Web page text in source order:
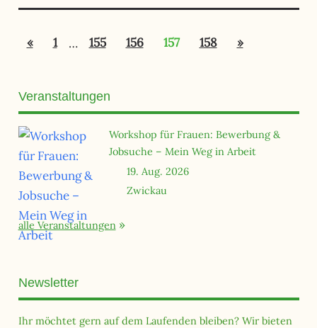
Seitennummerierung
«Vorherige
1 … 155 156 157 158
Nächste
»
Veranstaltungen
Workshop für Frauen: Bewerbung &
Jobsuche – Mein Weg in Arbeit
19. Aug. 2026
Zwickau
alle Veranstaltungen
Newsletter
Ihr möchtet gern auf dem Laufenden bleiben? Wir bieten